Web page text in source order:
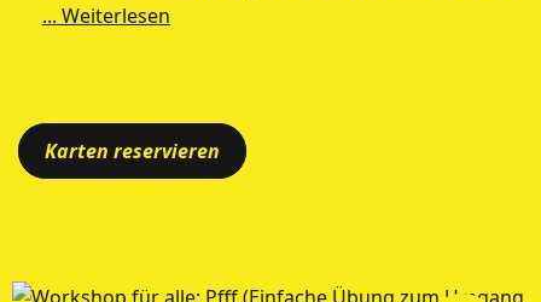
... Weiterlesen
Karten reservieren